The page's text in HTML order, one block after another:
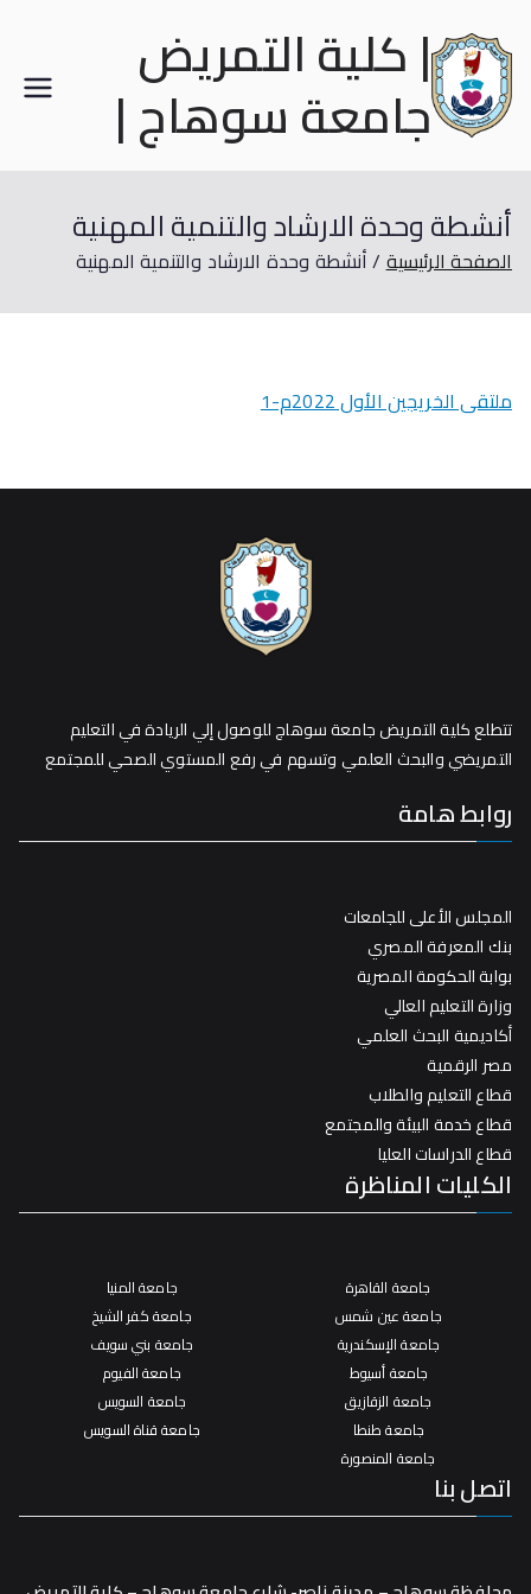
| كلية التمريض
جامعة سوهاج |
أنشطة وحدة الارشاد والتنمية المهنية
الصفحة الرئيسية أنشطة وحدة الارشاد والتنمية المهنية
ملتقى الخريجين الأول 2022م-1
تتطلع كلية التمريض جامعة سوهاج للوصول إلي الريادة في التعليم
التمريضي والبحث العلمي وتسهم في رفع المستوي الصحي للمجتمع
روابط هامة
المجلس الأعلى للجامعات
بنك المعرفة المصري
بوابة الحكومة المصرية
وزارة التعليم العالي
أكاديمية البحث العلمي
مصر الرقمية
قطاع التعليم والطلاب
قطاع خدمة البيئة والمجتمع
قطاع الدراسات العليا
الكليات المناظرة
جامعة القاهرة
جامعة عين شمس
جامعة الإسكندرية
جامعة أسيوط
جامعة الزقازيق
جامعة طنطا
جامعة المنصورة
جامعة المنيا
جامعة كفر الشيخ
جامعة بني سويف
جامعة الفيوم
جامعة السويس
جامعة قناة السويس
اتصل بنا